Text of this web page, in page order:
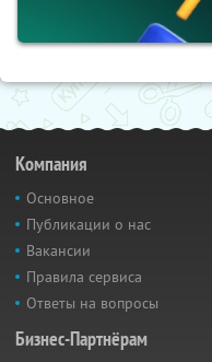
Компания
Основное
Публикации о нас
Вакансии
Правила сервиса
Ответы на вопросы
Бизнес-Партнёрам